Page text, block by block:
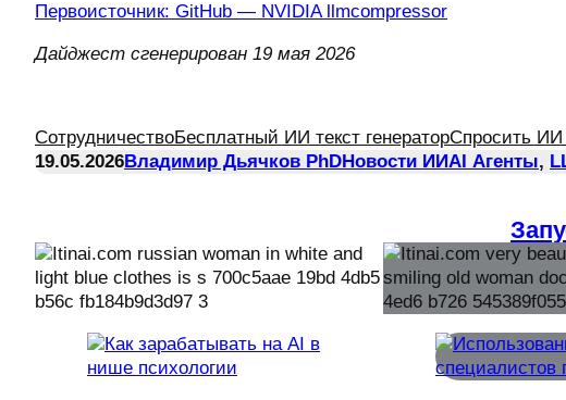
Первоисточник: GitHub — NVIDIA llmcompressor
Дайджест сгенерирован 19 мая 2026
СотрудничествоБесплатный ИИ текст генераторСпросить ИИ
19.05.2026Владимир Дьячков PhDНовости ИИAI Агенты,